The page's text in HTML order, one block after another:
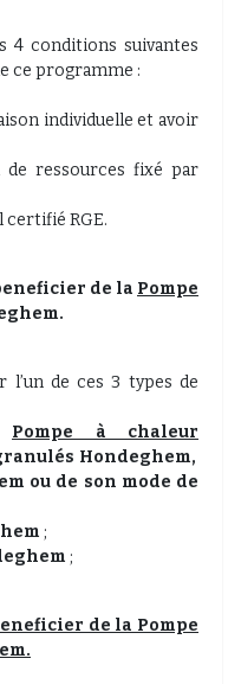
4 conditions suivantes
ce programme :
individuelle et avoir
de ressources fixé par
certifié RGE.
de la Pompe
l’un de ces 3 types de
Pompe à chaleur
Hondeghem,
ou de son mode de
;
;
de la Pompe